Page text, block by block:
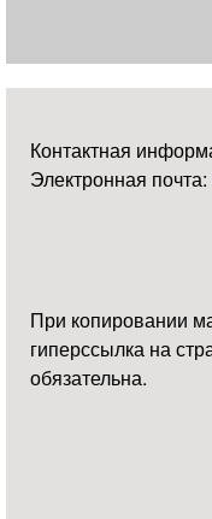
Контактная
Электронная почта:
При копировании
гиперссылка на
обязательна.